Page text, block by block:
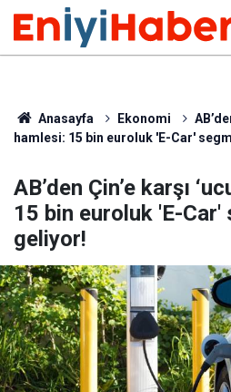
Anasayfa Ekonomi
hamlesi: 15 bin euroluk 'E-Car'
AB’den Çin’e karşı
15 bin euroluk 'E-Car'
geliyor!